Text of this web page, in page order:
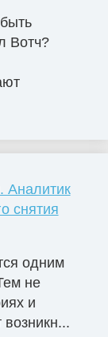
Вотч?
снятия
одним
не
и
возникн...